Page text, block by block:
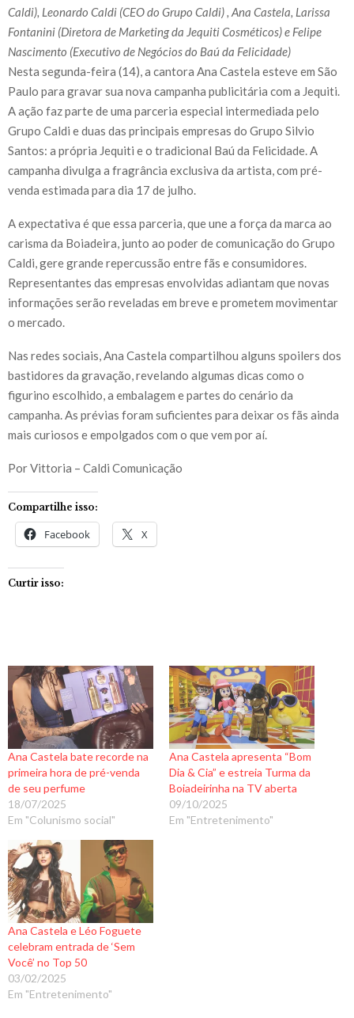
Caldi), Leonardo Caldi (CEO do Grupo Caldi) , Ana Castela, Larissa
Fontanini (Diretora de Marketing da Jequiti Cosméticos) e Felipe
Nascimento (Executivo de Negócios do Baú da Felicidade)
Nesta segunda-feira (14), a cantora Ana Castela esteve em São
Paulo para gravar sua nova campanha publicitária com a Jequiti.
A ação faz parte de uma parceria especial intermediada pelo
Grupo Caldi e duas das principais empresas do Grupo Silvio
Santos: a própria Jequiti e o tradicional Baú da Felicidade. A
campanha divulga a fragrância exclusiva da artista, com pré-
venda estimada para dia 17 de julho.
A expectativa é que essa parceria, que une a força da marca ao
carisma da Boiadeira, junto ao poder de comunicação do Grupo
Caldi, gere grande repercussão entre fãs e consumidores.
Representantes das empresas envolvidas adiantam que novas
informações serão reveladas em breve e prometem movimentar
o mercado.
Nas redes sociais, Ana Castela compartilhou alguns spoilers dos
bastidores da gravação, revelando algumas dicas como o
figurino escolhido, a embalagem e partes do cenário da
campanha. As prévias foram suficientes para deixar os fãs ainda
mais curiosos e empolgados com o que vem por aí.
Por Vittoria – Caldi Comunicação
Compartilhe isso:
Facebook X
Curtir isso:
Ana Castela bate recorde na
primeira hora de pré-venda
de seu perfume
18/07/2025
Em "Colunismo social"
Ana Castela apresenta “Bom
Dia & Cia” e estreia Turma da
Boiadeirinha na TV aberta
09/10/2025
Em "Entretenimento"
Ana Castela e Léo Foguete
celebram entrada de ‘Sem
Você’ no Top 50
03/02/2025
Em "Entretenimento"